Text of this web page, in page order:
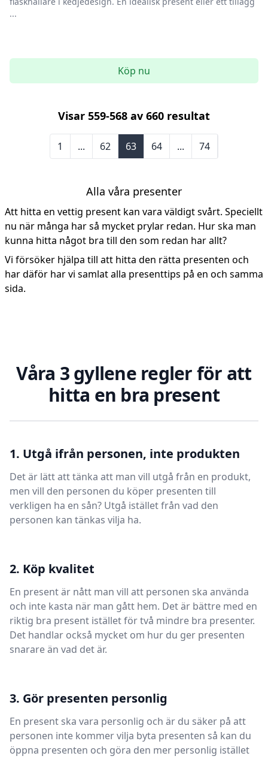
...
Köp nu
Visar 559-568 av 660 resultat
1 ... 62 63 64 ... 74
Alla våra presenter
Att hitta en vettig present kan vara väldigt svårt. Speciellt
nu när många har så mycket prylar redan. Hur ska man
kunna hitta något bra till den som redan har allt?
Vi försöker hjälpa till att hitta den rätta presenten och
har däför har vi samlat alla presenttips på en och samma
sida.
Våra 3 gyllene regler för att
hitta en bra present
1. Utgå ifrån personen, inte produkten
Det är lätt att tänka att man vill utgå från en produkt,
men vill den personen du köper presenten till
verkligen ha en sån? Utgå istället från vad den
personen kan tänkas vilja ha.
2. Köp kvalitet
En present är nått man vill att personen ska använda
och inte kasta när man gått hem. Det är bättre med en
riktig bra present istället för två mindre bra presenter.
Det handlar också mycket om hur du ger presenten
snarare än vad det är.
3. Gör presenten personlig
En present ska vara personlig och är du säker på att
personen inte kommer vilja byta presenten så kan du
öppna presenten och göra den mer personlig istället